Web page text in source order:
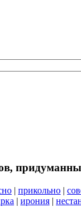
| прикольно |
| ирония |